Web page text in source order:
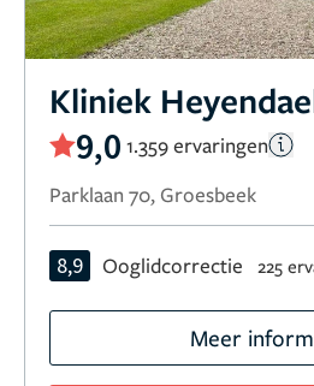
Kliniek
9,0 1.359 ervaringen
Parklaan 70, Groesbeek
8,9 Ooglidcorrectie 225
Meer